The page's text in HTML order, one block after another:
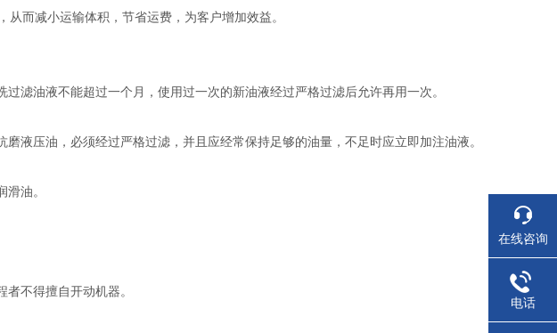
而减小运输体积，节省运费，为客户增加效益。
油液不能超过一个月，使用过一次的新油液经过严格过滤后允许再用一次。
压油，必须经过严格过滤，并且应经常保持足够的油量，不足时应立即加注油液。
油。
不得擅自开动机器。
在线咨询
电话